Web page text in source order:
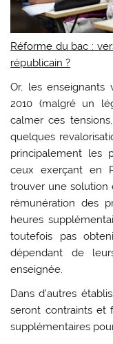
Réforme du bac :
républicain ?
Or, les enseignants
2010 (malgré un
calmer ces
quelques
principalement les
ceux exerçant en
trouver une solution
rémunération des
heures
toutefois pas
dépendant de
enseignée.
Dans d’autres
seront contraints et
supplémentaires